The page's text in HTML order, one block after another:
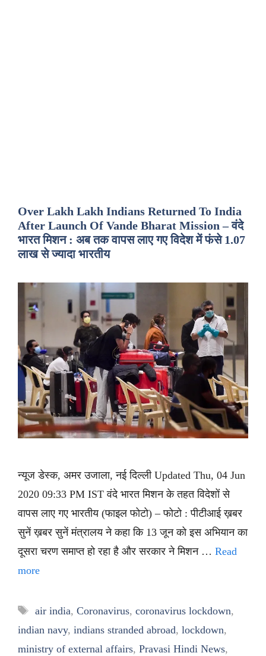
Over Lakh Lakh Indians Returned To India
After Launch Of Vande Bharat Mission – वंदे
भारत मिशन : अब तक वापस लाए गए विदेश में फंसे 1.07
लाख से ज्यादा भारतीय
न्यूज डेस्क, अमर उजाला, नई दिल्ली Updated Thu, 04 Jun
2020 09:33 PM IST वंदे भारत मिशन के तहत विदेशों से
वापस लाए गए भारतीय (फाइल फोटो) – फोटो : पीटीआई ख़बर
सुनें ख़बर सुनें मंत्रालय ने कहा कि 13 जून को इस अभियान का
दूसरा चरण समाप्त हो रहा है और सरकार ने मिशन … Read
more
Tags
air india, Coronavirus, coronavirus lockdown,
indian navy, indians stranded abroad, lockdown,
ministry of external affairs, Pravasi Hindi News,